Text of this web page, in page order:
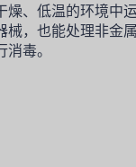
燥、低温的环境中
械，也能处理非金
毒。